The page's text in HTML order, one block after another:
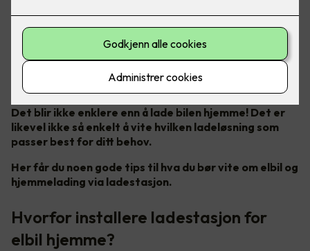
Det blir ikke enklere enn å lade bilen hjemme! Det er
likevel ikke så enkelt å vite hvilken ladeløsning som
passer best for ditt behov.
Her får du noen gode tips til hva du bør vite om elbil og
hjemmelading via ladestasjon.
Hvorfor installere ladestasjon for
elbil hjemme?